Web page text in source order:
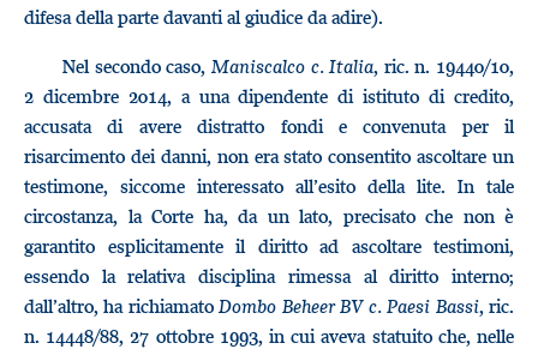
difesa della parte davanti al giudice da adire).
Nel secondo caso, Maniscalco c. Italia, ric. n. 19440/10,
2 dicembre 2014, a una dipendente di istituto di credito,
accusata di avere distratto fondi e convenuta per il
risarcimento dei danni, non era stato consentito ascoltare un
testimone, siccome interessato all’esito della lite. In tale
circostanza, la Corte ha, da un lato, precisato che non è
garantito esplicitamente il diritto ad ascoltare testimoni,
essendo la relativa disciplina rimessa al diritto interno;
dall’altro, ha richiamatoDombo Beheer BV c. Paesi Bassi, ric.
n. 14448/88, 27 ottobre 1993, in cui aveva statuito che, nelle